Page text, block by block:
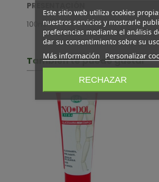
PRESENTACIÓN
100ml
También te puede gustar
Este sitio web utiliza cookies
nuestros servicios y mostrarle
preferencias mediante el análisis
dar su consentimiento sobre su
Más información Personalizar
RECHAZAR